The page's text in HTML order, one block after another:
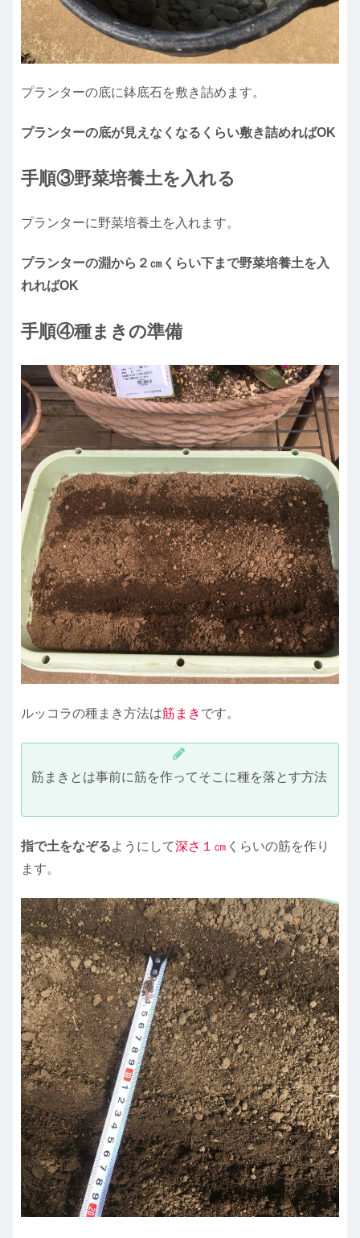
プランターの底に鉢底石を敷き詰めます。
プランターの底が見えなくなるくらい敷き詰めればOK
手順③野菜培養土を入れる
プランターに野菜培養土を入れます。
プランターの淵から２㎝くらい下まで野菜培養土を入
れればOK
手順④種まきの準備
ルッコラの種まき方法は筋まき です。
筋まきとは事前に筋を作ってそこに種を落とす方法
指で土をなぞるようにして深さ１㎝ くらいの筋を作り
ます。